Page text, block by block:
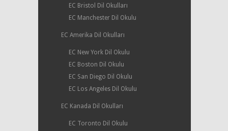
EC Bristol Dil Okulları
EC Manchester Dil Okulu
EC Amerika Dil Okulları
EC New York Dil Okulu
EC Boston Dil Okulu
EC San Diego Dil Okulu
EC Los Angeles Dil Okulu
EC Kanada Dil Okulları
EC Toronto Dil Okulu